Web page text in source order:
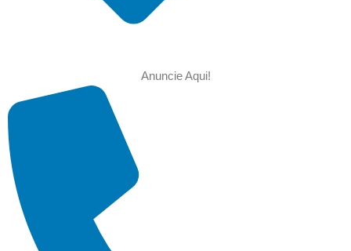
Anuncie Aqui!